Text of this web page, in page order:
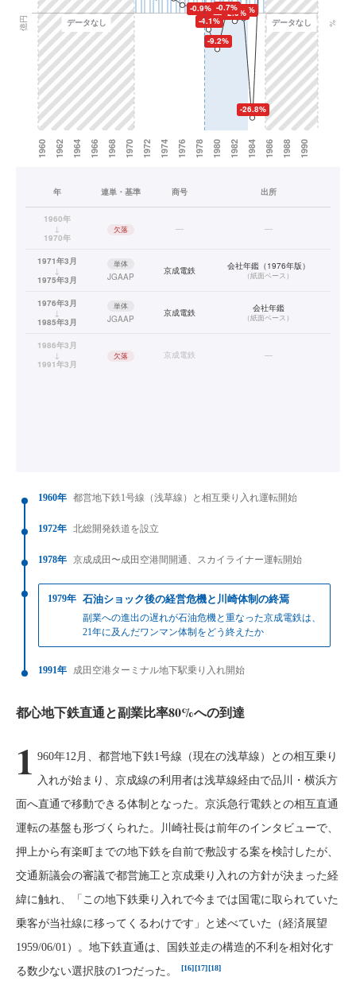
年 連単・基準 商号 出所
1960年
↓
1970年
欠落 — —
1971年3月
↓
1975年3月
単体
JGAAP
京成電鉄 会社年鑑（1976年版）
（紙面ベース）
1976年3月
↓
1985年3月
単体
JGAAP
京成電鉄 会社年鑑
（紙面ベース）
1986年3月
↓
1991年3月
欠落 京成電鉄 —
1960年 都営地下鉄1号線（浅草線）と相互乗り入れ運転開始
1972年 北総開発鉄道を設立
1978年 京成成田〜成田空港間開通、スカイライナー運転開始
1979年 石油ショック後の経営危機と川崎体制の終焉
副業への進出の遅れが石油危機と重なった京成電鉄は、
21年に及んだワンマン体制をどう終えたか
1991年 成田空港ターミナル地下駅乗り入れ開始
都心地下鉄直通と副業比率80%への到達
1 960年12月、都営地下鉄1号線（現在の浅草線）との相互乗り
入れが始まり、京成線の利用者は浅草線経由で品川・横浜方
面へ直通で移動できる体制となった。京浜急行電鉄との相互直通
運転の基盤も形づくられた。川崎社長は前年のインタビューで、
押上から有楽町までの地下鉄を自前で敷設する案を検討したが、
交通新議会の審議で都営施工と京成乗り入れの方針が決まった経
緯に触れ、「この地下鉄乗り入れで今までは国電に取られていた
乗客が当社線に移ってくるわけです」と述べていた（経済展望
1959/06/01）。地下鉄直通は、国鉄並走の構造的不利を相対化す
る数少ない選択肢の1つだった。
[16][17][18]